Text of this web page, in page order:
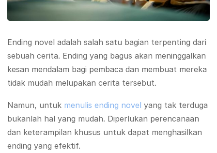
Ending novel adalah salah satu bagian terpenting dari
sebuah cerita. Ending yang bagus akan meninggalkan
kesan mendalam bagi pembaca dan membuat mereka
tidak mudah melupakan cerita tersebut.
Namun, untuk menulis ending novel yang tak terduga
bukanlah hal yang mudah. Diperlukan perencanaan
dan keterampilan khusus untuk dapat menghasilkan
ending yang efektif.